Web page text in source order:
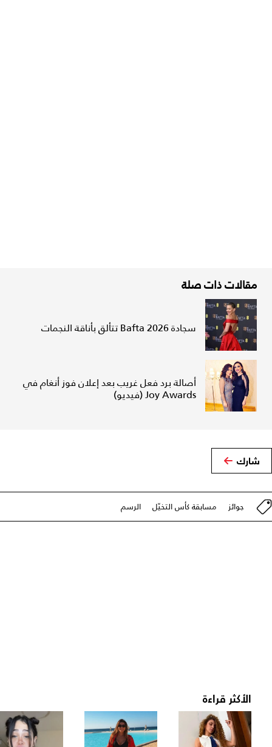
مقالات ذات صلة
سجادة Bafta 2026 تتألق بأناقة النجمات
أصالة برد فعل غريب بعد إعلان فوز أنغام في
Joy Awards (فيديو)
شارك
جوائز مسابقة كأس التخيّل الرسم
الأكثر قراءة